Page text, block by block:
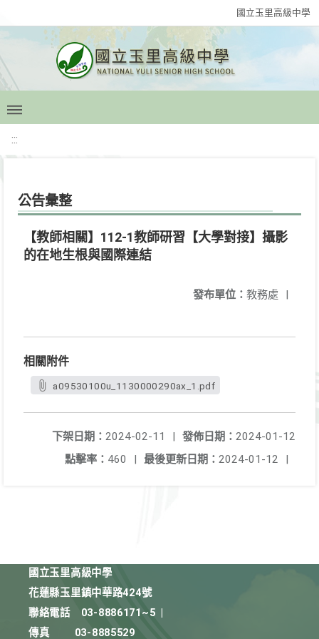
國立玉里高級中學
:::
公告彙整
【教師相關】112-1教師研習【大學對接】攝影
的在地生根與國際連結
發布單位： 教務處 |
相關附件
a09530100u_1130000290ax_1.pdf
發佈日期： 2024-01-12
下架日期： 2024-02-11
|
最後更新日期： 2024-01-12 |
點擊率： 460 |
國立玉里高級中學
花蓮縣玉里鎮中華路424號
聯絡電話
03-8886171~5
傳真
03-8885529